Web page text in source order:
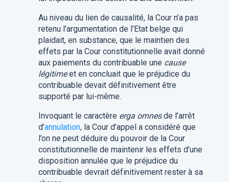
Au niveau du lien de causalité, la Cour n’a pas
retenu l’argumentation de l’Etat belge qui
plaidait, en substance, que le maintien des
effets par la Cour constitutionnelle avait donné
aux paiements du contribuable une cause
légitimeet en concluait que le préjudice du
contribuable devait définitivement être
supporté par lui-même.
Invoquant le caractère erga omnes de l’arrêt
d’annulation, la Cour d’appel a considéré que
l’on ne peut déduire du pouvoir de la Cour
constitutionnelle de maintenir les effets d’une
disposition annulée que le préjudice du
contribuable devrait définitivement rester à sa